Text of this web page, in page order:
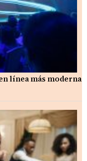
línea más moderna